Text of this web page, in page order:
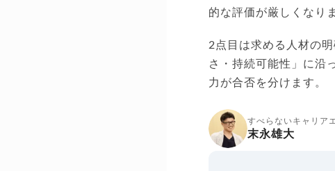
的な評価が厳しくなり
2点目は求める人材の
さ・持続可能性」に沿
力が合否を分けます。
すべらないキャリア
末永雄大